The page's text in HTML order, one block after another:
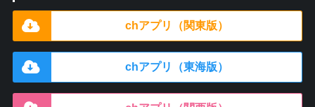
chアプリ（関東版）
chアプリ（東海版）